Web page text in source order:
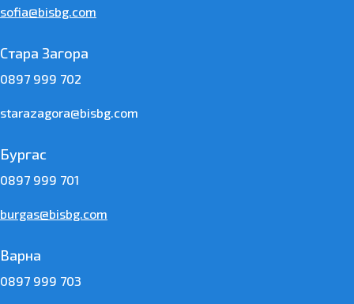
sofia@bisbg.com
Стара Загора
0897 999 702
starazagora@bisbg.com
Бургас
0897 999 701
burgas@bisbg.com
Варна
0897 999 703